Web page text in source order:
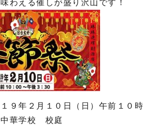
わえる催しが盛り沢山です！
９年２月１０日（日）午前１０
華学校 校庭